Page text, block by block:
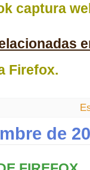
captura
Firefox.
de